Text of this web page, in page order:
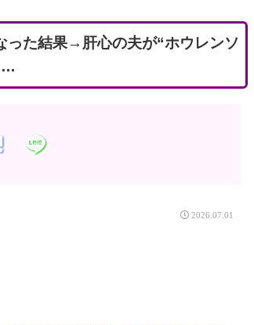
った結果→肝心の夫が“ホウレンソ
…
2026.07.01